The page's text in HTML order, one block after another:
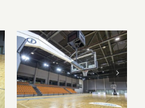
Az Olimpia
Sportparkba
költözik csapatunk